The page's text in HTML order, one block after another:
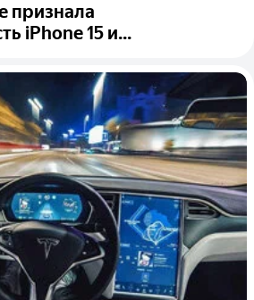
признала
iPhone 15 и...